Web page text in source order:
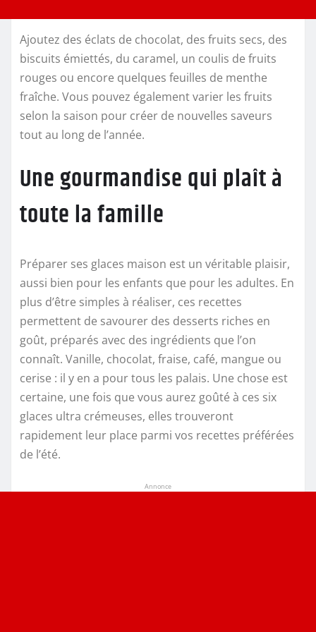
Ajoutez des éclats de chocolat, des fruits secs, des
biscuits émiettés, du caramel, un coulis de fruits
rouges ou encore quelques feuilles de menthe
fraîche. Vous pouvez également varier les fruits
selon la saison pour créer de nouvelles saveurs
tout au long de l’année.
Une gourmandise qui plaît à
toute la famille
Préparer ses glaces maison est un véritable plaisir,
aussi bien pour les enfants que pour les adultes. En
plus d’être simples à réaliser, ces recettes
permettent de savourer des desserts riches en
goût, préparés avec des ingrédients que l’on
connaît. Vanille, chocolat, fraise, café, mangue ou
cerise : il y en a pour tous les palais. Une chose est
certaine, une fois que vous aurez goûté à ces six
glaces ultra crémeuses, elles trouveront
rapidement leur place parmi vos recettes préférées
de l’été.
Annonce